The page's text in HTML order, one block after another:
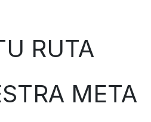
META